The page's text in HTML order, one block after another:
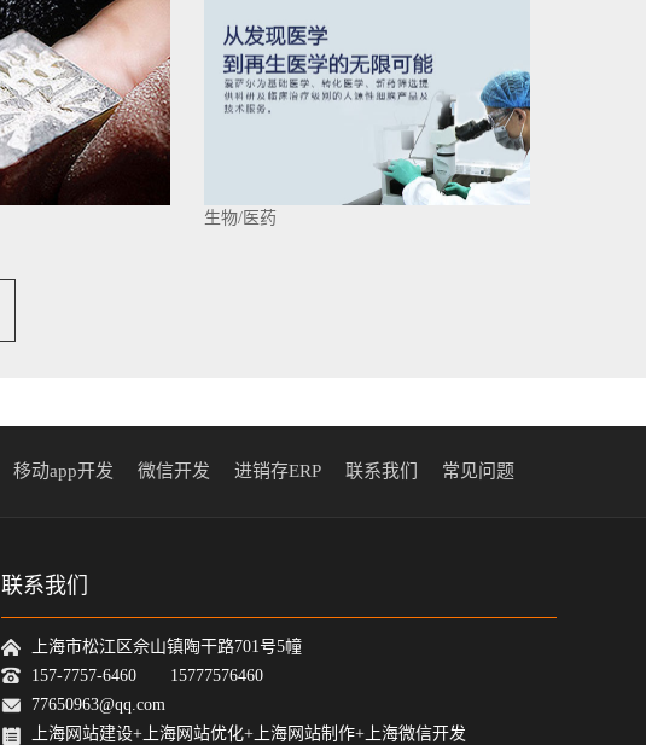
生物/医药
移动app开发 微信开发 进销存ERP 联系我们 常见问题
联系我们
上海市松江区佘山镇陶干路701号5幢
157-7757-6460 15777576460
77650963@qq.com
上海网站建设+上海网站优化+上海网站制作+上海微信开发